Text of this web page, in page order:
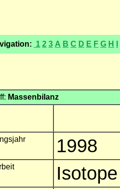
1 2 3 A B C D E F G H
Massenbilanz
1998